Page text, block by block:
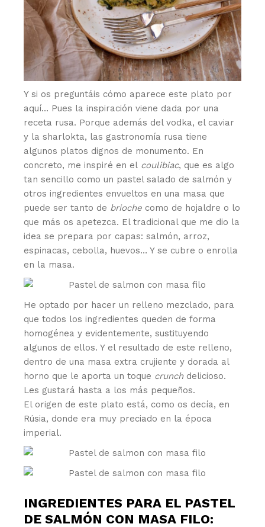
Y si os preguntáis cómo aparece este plato por
aquí… Pues la inspiración viene dada por una
receta rusa. Porque además del vodka, el caviar
y la sharlokta, las gastronomía rusa tiene
algunos platos dignos de monumento. En
concreto, me inspiré en el coulibiac, que es algo
tan sencillo como un pastel salado de salmón y
otros ingredientes envueltos en una masa que
puede ser tanto de brioche como de hojaldre o lo
que más os apetezca. El tradicional que me dio la
idea se prepara por capas: salmón, arroz,
espinacas, cebolla, huevos… Y se cubre o enrolla
en la masa.
He optado por hacer un relleno mezclado, para
que todos los ingredientes queden de forma
homogénea y evidentemente, sustituyendo
algunos de ellos. Y el resultado de este relleno,
dentro de una masa extra crujiente y dorada al
horno que le aporta un toque crunchdelicioso.
Les gustará hasta a los más pequeños.
El origen de este plato está, como os decía, en
Rúsia, donde era muy preciado en la época
imperial.
INGREDIENTES PARA EL PASTEL
DE SALMÓN CON MASA FILO: